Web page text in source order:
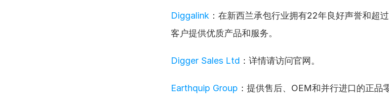
Diggalink ：在新西兰承包行业拥有22年良好声誉和超
客户提供优质产品和服务。
Digger Sales Ltd ：详情请访问官网。
Earthquip Group ：提供售后、OEM和并行进口的正品